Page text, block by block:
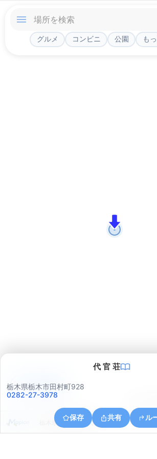
グルメ コンビニ 公園 も
代 官 荘
栃木県栃木市田村町928
0282-27-3978
保存 共有 ル
栃木県栃木市藤田町
アプリで見る